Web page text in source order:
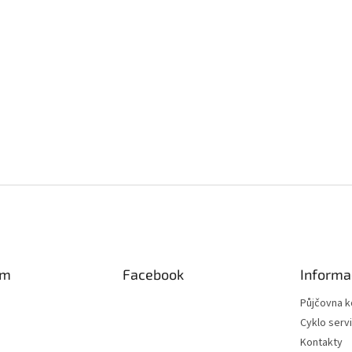
Facebook
Půjčovna
Cyklo
Kontakty